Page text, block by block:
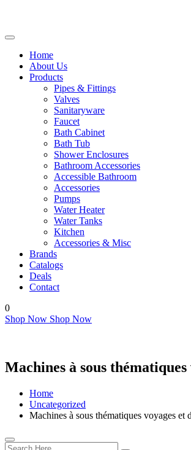
Home
About Us
Products
Pipes & Fittings
Valves
Sanitaryware
Faucet
Bath Cabinet
Bath Tub
Shower Enclosures
Bathroom Accessories
Accessible Bathroom
Accessories
Pumps
Water Heater
Water Tanks
Kitchen
Accessories & Misc
Brands
Catalogs
Deals
Contact
0
Shop Now Shop Now
Machines à sous
Home
Uncategorized
Machines à sous thématiques voyages et